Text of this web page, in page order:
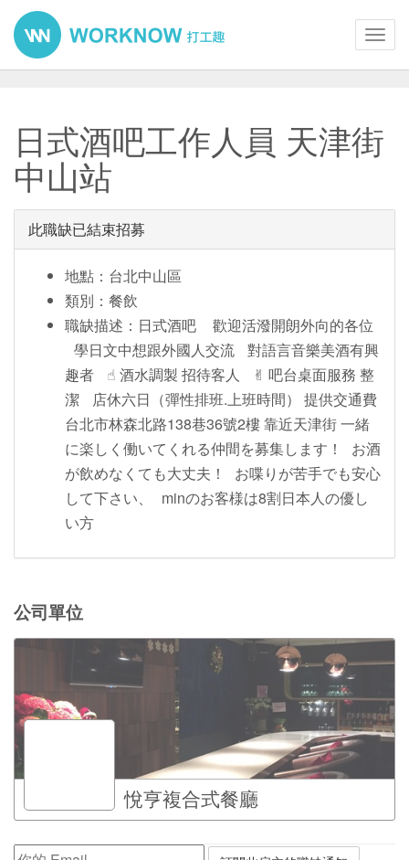
日式酒吧工作人員 天津街
中山站
此職缺已結束招募
地點：台北中山區
類別：餐飲
職缺描述：日式酒吧 歡迎活潑開朗外向的各位
學日文中想跟外國人交流 對語言音樂美酒有興
趣者 ☝︎ 酒水調製 招待客人 ✌︎ 吧台桌面服務 整
潔 店休六日（彈性排班.上班時間） 提供交通費
台北市林森北路138巷36號2樓 靠近天津街 一緒
に楽しく働いてくれる仲間を募集します！ お酒
が飲めなくても大丈夫！ お喋りが苦手でも安心
して下さい、 minのお客様は8割日本人の優し
い方
公司單位
悅亨複合式餐廳